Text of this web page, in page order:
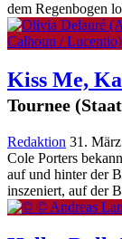
dem Regenbogen
Kiss Me,
Tournee
Redaktion 31.
Cole Porters
auf und hinter der
inszeniert, auf der